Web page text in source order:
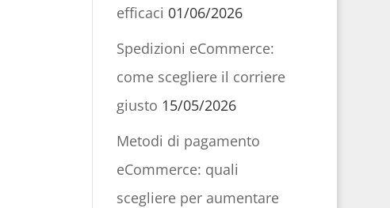
efficaci 01/06/2026
Spedizioni eCommerce:
come scegliere il corriere
giusto 15/05/2026
Metodi di pagamento
eCommerce: quali
scegliere per aumentare